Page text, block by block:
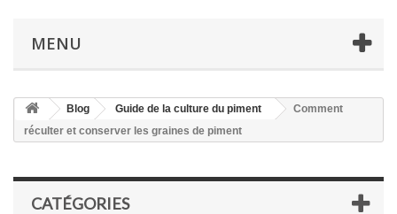
MENU
Blog Guide de la culture du piment
Comment
réculter et conserver les graines de piment
CATÉGORIES